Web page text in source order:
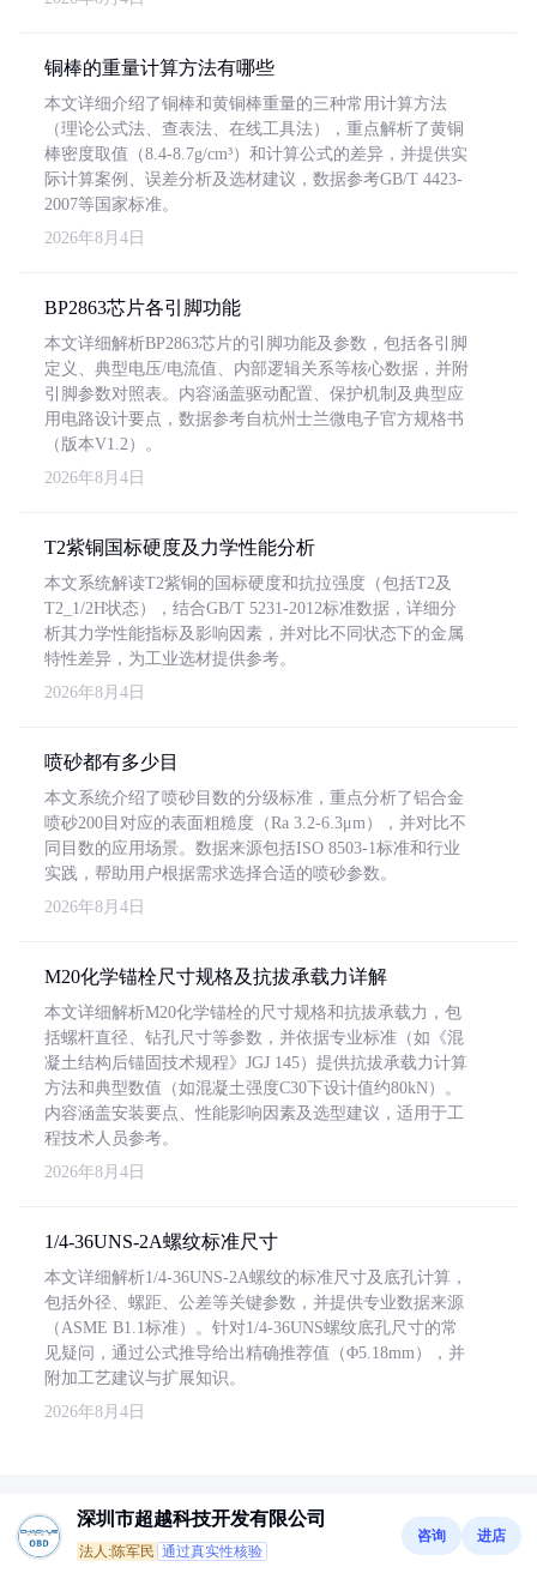
铜棒的重量计算方法有哪些
本文详细介绍了铜棒和黄铜棒重量的三种常用计算方法
（理论公式法、查表法、在线工具法），重点解析了黄铜
棒密度取值（8.4-8.7g/cm³）和计算公式的差异，并提供实
际计算案例、误差分析及选材建议，数据参考GB/T 4423-
2007等国家标准。
2026年8月4日
BP2863芯片各引脚功能
本文详细解析BP2863芯片的引脚功能及参数，包括各引脚
定义、典型电压/电流值、内部逻辑关系等核心数据，并附
引脚参数对照表。内容涵盖驱动配置、保护机制及典型应
用电路设计要点，数据参考自杭州士兰微电子官方规格书
（版本V1.2）。
2026年8月4日
T2紫铜国标硬度及力学性能分析
本文系统解读T2紫铜的国标硬度和抗拉强度（包括T2及
T2_1/2H状态），结合GB/T 5231-2012标准数据，详细分
析其力学性能指标及影响因素，并对比不同状态下的金属
特性差异，为工业选材提供参考。
2026年8月4日
喷砂都有多少目
本文系统介绍了喷砂目数的分级标准，重点分析了铝合金
喷砂200目对应的表面粗糙度（Ra 3.2-6.3μm），并对比不
同目数的应用场景。数据来源包括ISO 8503-1标准和行业
实践，帮助用户根据需求选择合适的喷砂参数。
2026年8月4日
M20化学锚栓尺寸规格及抗拔承载力详解
本文详细解析M20化学锚栓的尺寸规格和抗拔承载力，包
括螺杆直径、钻孔尺寸等参数，并依据专业标准（如《混
凝土结构后锚固技术规程》JGJ 145）提供抗拔承载力计算
方法和典型数值（如混凝土强度C30下设计值约80kN）。
内容涵盖安装要点、性能影响因素及选型建议，适用于工
程技术人员参考。
2026年8月4日
1/4-36UNS-2A螺纹标准尺寸
本文详细解析1/4-36UNS-2A螺纹的标准尺寸及底孔计算，
包括外径、螺距、公差等关键参数，并提供专业数据来源
（ASME B1.1标准）。针对1/4-36UNS螺纹底孔尺寸的常
见疑问，通过公式推导给出精确推荐值（Φ5.18mm），并
附加工艺建议与扩展知识。
2026年8月4日
深圳市超越科技开发有限公司
法人:陈军民 通过真实性核验
咨询 进店